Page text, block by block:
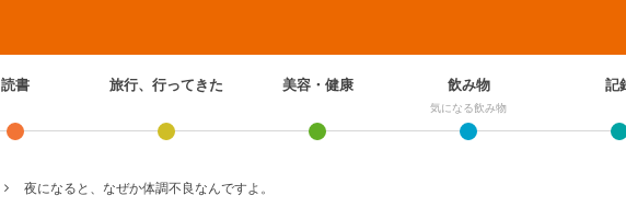
読書 旅行、行ってきた 美容・健康 飲み物
気になる飲み物
記
夜になると、なぜか体調不良なんですよ。